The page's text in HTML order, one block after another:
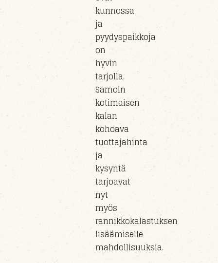
kunnossa
ja
pyydyspaikkoja
on
hyvin
tarjolla.
Samoin
kotimaisen
kalan
kohoava
tuottajahinta
ja
kysyntä
tarjoavat
nyt
myös
rannikkokalastuksen
lisäämiselle
mahdollisuuksia.